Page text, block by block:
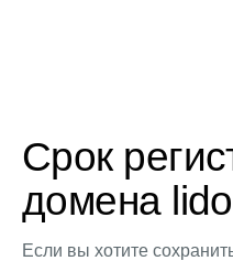
Срок
домена
Если вы хотите